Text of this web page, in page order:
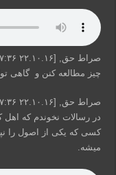
چیز مطالعه کنن و گاهی
در رسالات نخوندم که
کسی که یکی از اصول را
میشه.